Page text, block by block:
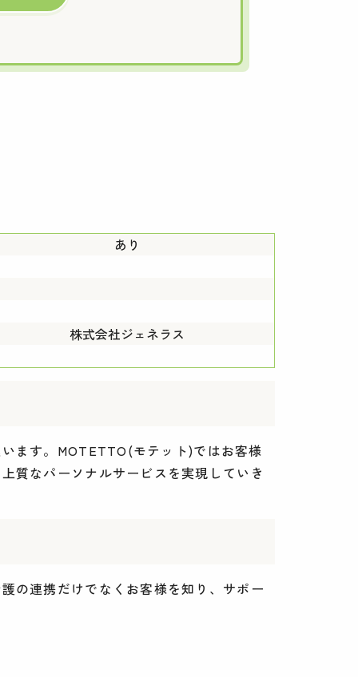
あり
株式会社ジェネラス
ます。MOTETTO(モテット)ではお客様
質なパーソナルサービスを実現していき
の連携だけでなくお客様を知り、サポー